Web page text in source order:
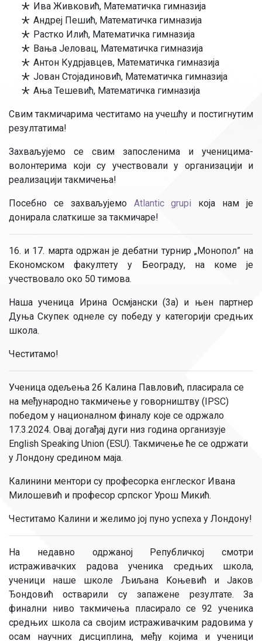
Ива Живковић, Математичка гимназија
Андреј Пешић, Математичка гимназија
Растко Илић, Математичка гимназија
Вања Јеловац, Математичка гимназија
Антон Кудрјавцев, Математичка гимназија
Јован Стојадиновић, Математичка гимназија
Ања Тешевић, Математичка гимназија
Свим такмичарима честитамо на учешћу и постигнутим
резултатима!
Захваљујемо се свим запосленима и ученицима-
волонтерима који су учествовали у организацији и
реализацији такмичења!
Посебно се захваљујемо Atlantic grupi која нам је
донирала слаткише за такмичаре!
16. и 17. марта одржан је дебатни турнир „Монопол” на
Економском факултету у Београду, на коме је
учествовало око 50 тимова.
Наша ученица Ирина Осмјански (3а) и њен партнер
Дуња Скупек однеле су победу у категорији средњих
школа.
Честитамо!
Ученица одељења 2б Калина Павловић, пласирала се
на међународно такмичење у говорништву (IPSC)
победом у националном финалу које се одржало
17.3.2024. Овај догађај дуги низ година организује
English Speaking Union (ESU). Такмичење ће се одржати
у Лондону средином маја.
Калинини ментори су професорка енглеског Ивана
Милошевић и професор српског Урош Микић.
Честитамо Калини и желимо јој пуно успеха у Лондону!
На недавно одржаној Републичкој смотри
истраживачких радова ученика средњих школа,
ученици наше школе Љиљана Kоњевић и Јаков
Ђондовић остварили су запажене резултате. За
финални ниво такмичења пласирало се 92 ученика
средњих школа са својим истраживачким радовима у
осам научних дисциплина, међу којима и ученици